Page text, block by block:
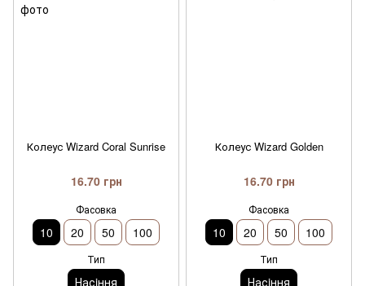
Колеус Wizard Coral Sunrise
16.70 грн
Фасовка
10 20 50 100
Тип
Насiння
Колеус Wizard Golden
16.70 грн
Фасовка
10 20 50 100
Тип
Насiння